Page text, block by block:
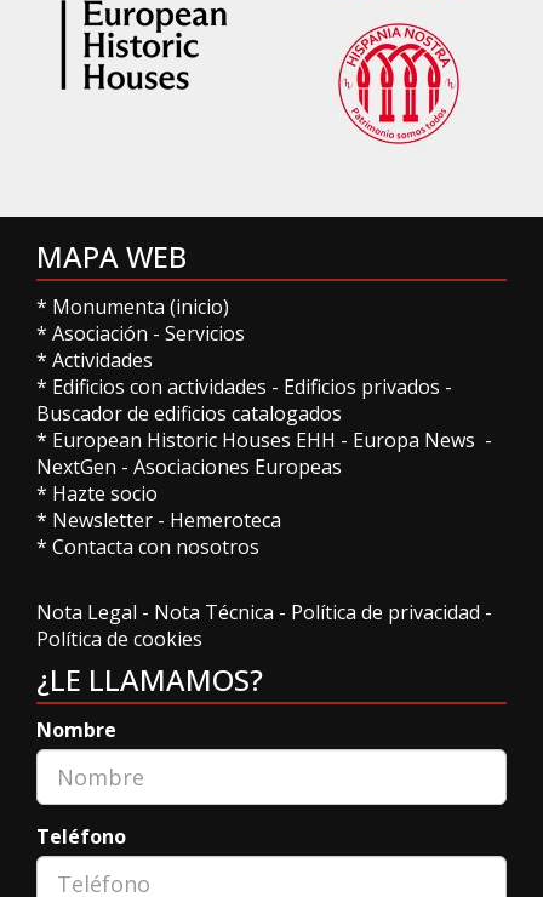
MAPA WEB
* Monumenta (inicio)
* Asociación - Servicios
* Actividades
* Edificios con actividades - Edificios privados -
Buscador de edificios catalogados
* European Historic Houses EHH - Europa News -
NextGen - Asociaciones Europeas
* Hazte socio
* Newsletter - Hemeroteca
* Contacta con nosotros
Nota Legal - Nota Técnica - Política de privacidad -
Política de cookies
¿LE LLAMAMOS?
Nombre
Teléfono